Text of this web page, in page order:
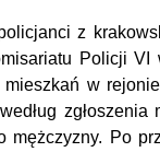
z
Policji VI
w
zgłoszenia
mężczyzny. Po